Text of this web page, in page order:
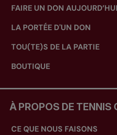
FAIRE UN DON AUJOURD’HUI
LA PORTÉE D'UN DON
TOU(TE)S DE LA PARTIE
BOUTIQUE
À PROPOS DE TENNIS
CE QUE NOUS FAISONS